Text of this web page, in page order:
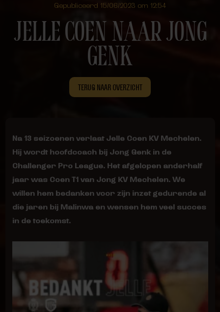
Gepubliceerd 15/06/2023 om 12:54
JELLE COEN NAAR JONG
GENK
TERUG NAAR OVERZICHT
Na 13 seizoenen verlaat Jelle Coen KV Mechelen.
Hij wordt hoofdcoach bij Jong Genk in de
Challenger Pro League. Het afgelopen anderhalf
jaar was Coen T1 van Jong KV Mechelen. We
willen hem bedanken voor zijn inzet gedurende al
die jaren bij Malinwa en wensen hem veel succes
in de toekomst.